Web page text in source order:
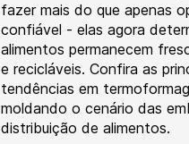
fazer mais do que apenas
confiável - elas agora
alimentos permanecem
e recicláveis. Confira as
tendências em
moldando o cenário das
distribuição de alimentos.